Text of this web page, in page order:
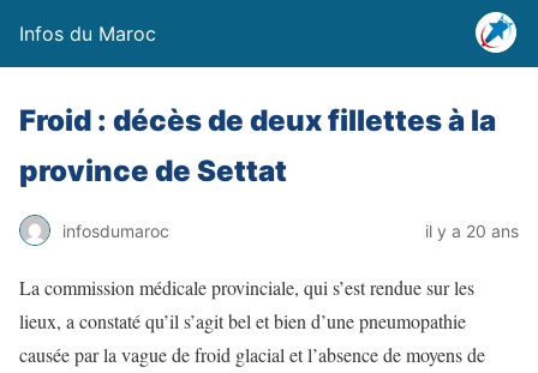
Infos du Maroc
Froid : décès de deux fillettes à la
province de Settat
infosdumaroc il y a 20 ans
La commission médicale provinciale, qui s’est rendue sur les
lieux, a constaté qu’il s’agit bel et bien d’une pneumopathie
causée par la vague de froid glacial et l’absence de moyens de